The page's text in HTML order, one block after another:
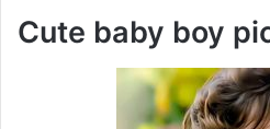
Cute baby boy